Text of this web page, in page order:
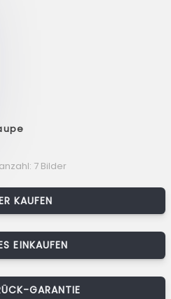
7 Bilder
KAUFEN
EINKAUFEN
GARANTIE